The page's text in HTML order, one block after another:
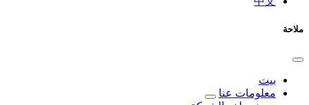
ملاحة
بيت
معلومات عنا